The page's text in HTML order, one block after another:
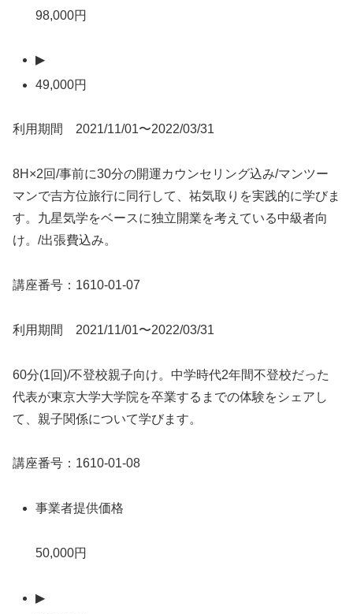
98,000円
▶
49,000円
利用期間 2021/11/01〜2022/03/31
8H×2回/事前に30分の開運カウンセリング込み/マンツー
マンで吉方位旅行に同行して、祐気取りを実践的に学びま
す。九星気学をベースに独立開業を考えている中級者向
け。/出張費込み。
講座番号：1610-01-07
利用期間 2021/11/01〜2022/03/31
60分(1回)/不登校親子向け。中学時代2年間不登校だった
代表が東京大学大学院を卒業するまでの体験をシェアし
て、親子関係について学びます。
講座番号：1610-01-08
事業者提供価格
50,000円
▶